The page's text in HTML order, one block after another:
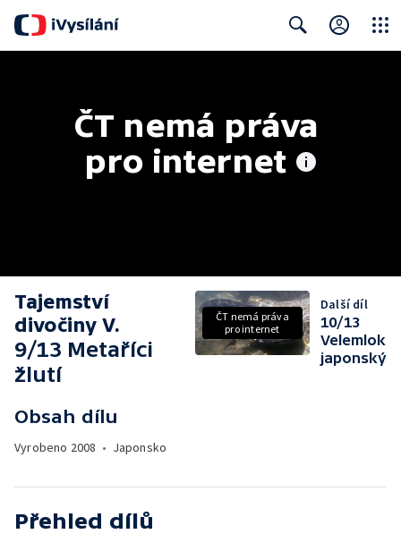
ČT nemá práva
pro internet
Tajemství
divočiny V.
9/13 Metaříci
žlutí
Obsah dílu
Vyrobeno 2008 • Japonsko
ČT nemá práva
pro internet
Další díl
10/13
Velemlok
japonský
Přehled dílů